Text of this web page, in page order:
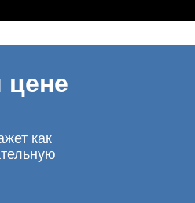
цене
как